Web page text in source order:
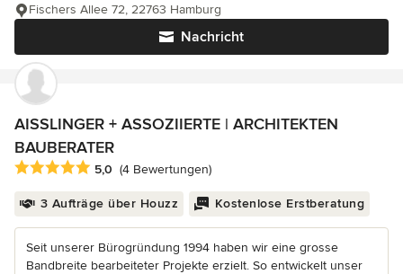
Nachricht
Fischers Allee 72, 22763 Hamburg
AISSLINGER + ASSOZIIERTE | ARCHITEKTEN
BAUBERATER
Durchschnittliche Bewertung: 5 von 5 Sternen
5,0 (4 Bewertungen)
3 Aufträge über Houzz Kostenlose Erstberatung
Seit unserer Bürogründung 1994 haben wir eine grosse
Bandbreite bearbeiteter Projekte erzielt. So entwickelt unser